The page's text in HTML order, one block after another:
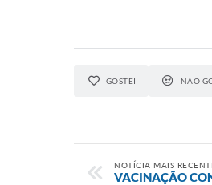
GOSTEI NÃO
NOTÍCIA MAIS
VACINAÇÃO